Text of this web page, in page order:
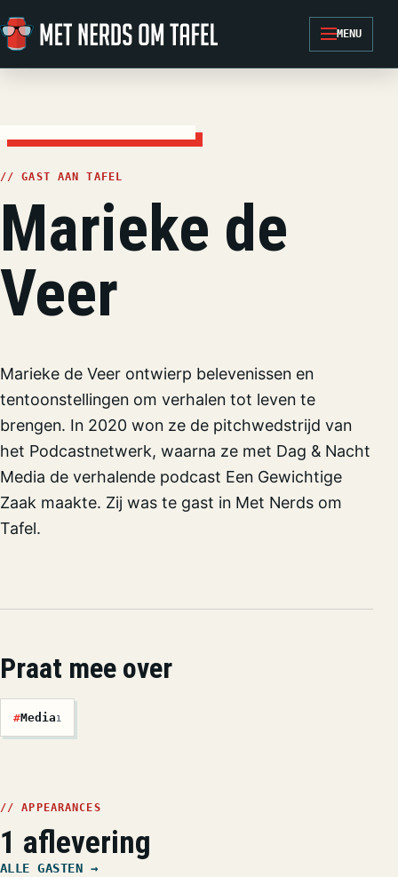
Ga naar de inhoud
MENU
// GAST AAN TAFEL
Marieke de
Veer
Marieke de Veer ontwierp belevenissen en
tentoonstellingen om verhalen tot leven te
brengen. In 2020 won ze de pitchwedstrijd van
het Podcastnetwerk, waarna ze met Dag & Nacht
Media de verhalende podcast Een Gewichtige
Zaak maakte. Zij was te gast in Met Nerds om
Tafel.
Praat mee over
#Media1
// APPEARANCES
1 aflevering
ALLE GASTEN →